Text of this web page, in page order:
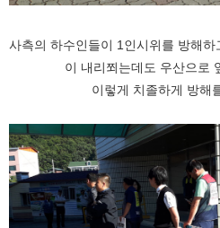
사측의 하수인들이 1인시위를 방해
이 내리쬐는데도 우산으로
이렇게 치졸하게 방해